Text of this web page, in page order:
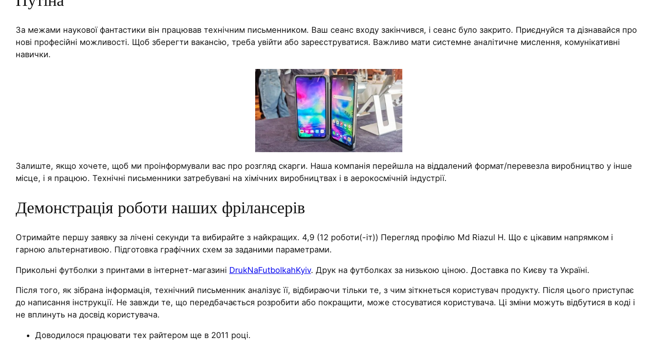
За межами наукової фантастики він працював технічним письменником. Ваш сеанс входу закінчився, і сеанс було закрито. Приєднуйся та дізнавайся про
нові професійні можливості. Щоб зберегти вакансію, треба увійти або зареєструватися. Важливо мати системне аналітичне мислення, комунікативні
навички.
Залиште, якщо хочете, щоб ми проінформували вас про розгляд скарги. Наша компанія перейшла на віддалений формат/перевезла виробництво у інше
місце, і я працюю. Технічні письменники затребувані на хімічних виробництвах і в аерокосмічній індустрії.
Демонстрація роботи наших фрілансерів
Отримайте першу заявку за лічені секунди та вибирайте з найкращих. 4,9 (12 роботи(-іт)) Перегляд профілю Md Riazul H. Що є цікавим напрямком і
гарною альтернативою. Підготовка графічних схем за заданими параметрами.
Прикольні футболки з принтами в інтернет-магазині DrukNaFutbolkahKyiv. Друк на футболках за низькою ціною. Доставка по Києву та Україні.
Після того, як зібрана інформація, технічний письменник аналізує її, відбираючи тільки те, з чим зіткнеться користувач продукту. Після цього приступає
до написання інструкції. Не завжди те, що передбачається розробити або покращити, може стосуватися користувача. Ці зміни можуть відбутися в коді і
не вплинуть на досвід користувача.
Доводилося працювати тех райтером ще в 2011 році.